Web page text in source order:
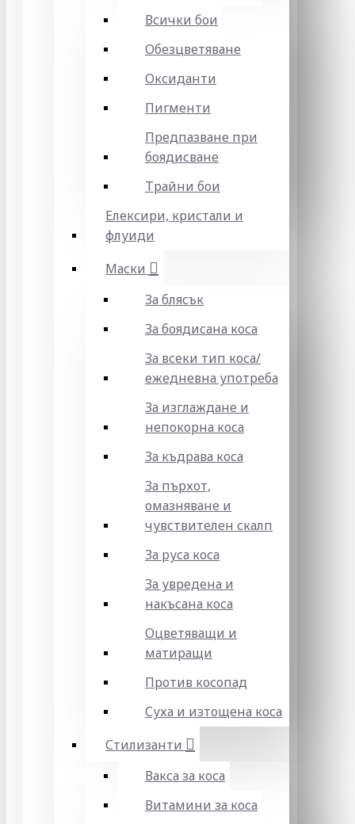
Всички бои
Обезцветяване
Оксиданти
Пигменти
Предпазване при
боядисване
Трайни бои
Елексири, кристали и
флуиди
Маски
За блясък
За боядисана коса
За всеки тип коса/
ежедневна употреба
За изглаждане и
непокорна коса
За къдрава коса
За пърхот,
омазняване и
чувствителен скалп
За руса коса
За увредена и
накъсана коса
Оцветяващи и
матиращи
Против косопад
Суха и изтощена коса
Стилизанти
Вакса за коса
Витамини за коса